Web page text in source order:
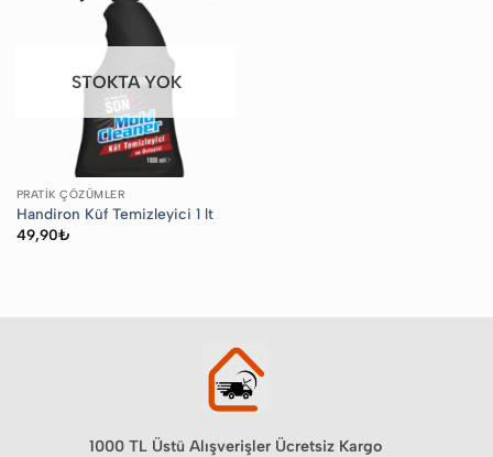
STOKTA YOK
PRATIK ÇÖZÜMLER
Handiron Küf Temizleyici 1 lt
49,90₺
1000 TL Üstü Alışverişler Ücretsiz Kargo